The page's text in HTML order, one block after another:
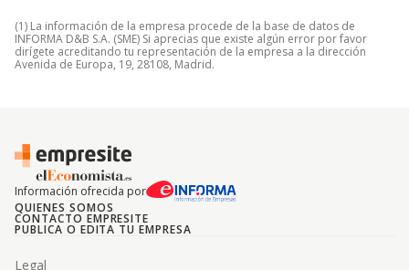
(1) La información de la empresa procede de la base de datos de
INFORMA D&B S.A. (SME) Si aprecias que existe algún error por favor
dirígete acreditando tu representación de la empresa a la dirección
Avenida de Europa, 19, 28108, Madrid.
Información ofrecida por
QUIENES SOMOS
CONTACTO EMPRESITE
PUBLICA O EDITA TU EMPRESA
Legal